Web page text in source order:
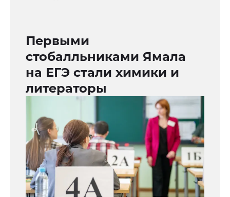
Первыми
стобалльниками Ямала
на ЕГЭ стали химики и
литераторы